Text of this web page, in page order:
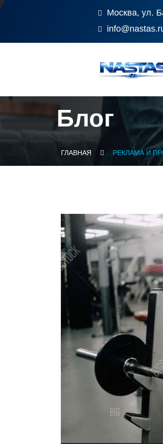
Москва, ул.
Блог
ГЛАВНАЯ РЕКЛАМА И